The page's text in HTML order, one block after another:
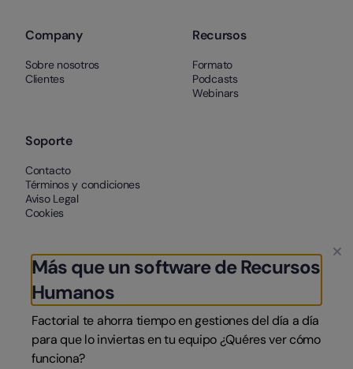
Más que un software de Recursos
Humanos
Factorial te ahorra tiempo en gestiones del día a día
para que lo inviertas en tu equipo ¿Quéres ver cómo
funciona?
Company
Sobre nosotros
Clientes
Recursos
Formato
Podcasts
Webinars
Soporte
Contacto
Términos y condiciones
Aviso Legal
Cookies